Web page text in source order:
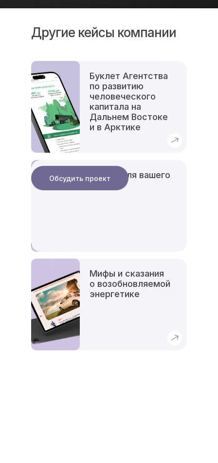
Буклет для
«Русатом
Буклет Агентства
по развитию
человеческого
капитала на
Дальнем Востоке
и в Арктике
Другие кейсы компании
Мифы и сказания
о возобновляемой
энергетике
Место для вашего
кейса
Обсудить проект